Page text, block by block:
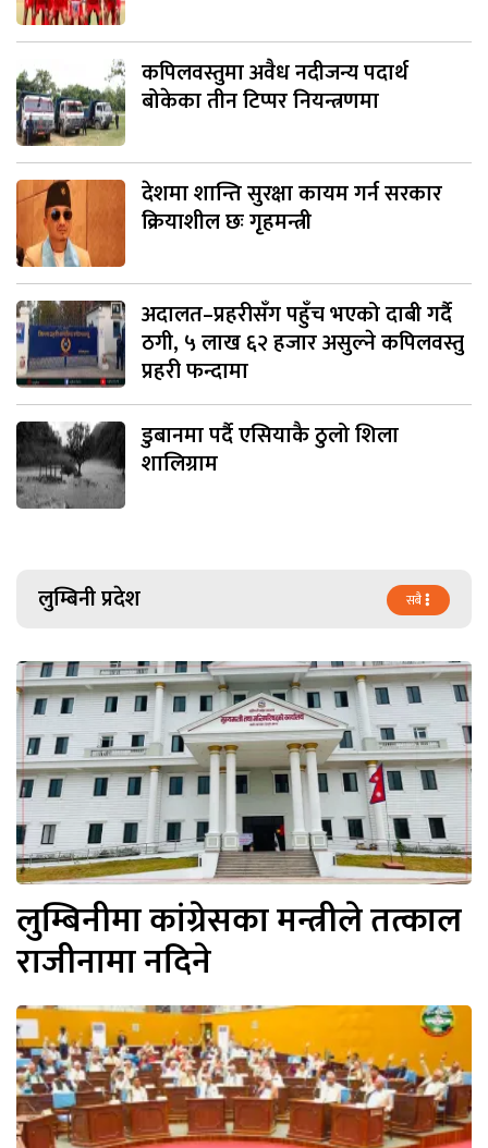
कपिलवस्तुमा अवैध नदीजन्य पदार्थ
बोकेका तीन टिप्पर नियन्त्रणमा
देशमा शान्ति सुरक्षा कायम गर्न सरकार
क्रियाशील छः गृहमन्त्री
अदालत–प्रहरीसँग पहुँच भएको दाबी गर्दै
ठगी, ५ लाख ६२ हजार असुल्ने कपिलवस्तु
प्रहरी फन्दामा
डुबानमा पर्दै एसियाकै ठुलो शिला
शालिग्राम
लुम्बिनी प्रदेश सबै
लुम्बिनीमा कांग्रेसका मन्त्रीले तत्काल
राजीनामा नदिने